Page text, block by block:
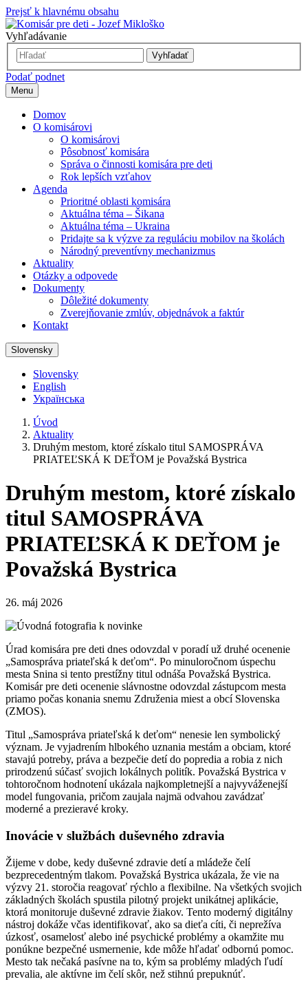
Prejsť k hlavnému obsahu
Vyhľadávanie
Vyhľadať
Podať podnet
Menu
Domov
O komisárovi
O komisárovi
Pôsobnosť komisára
Správa o činnosti komisára pre deti
Rok lepších vzťahov
Agenda
Prioritné oblasti komisára
Aktuálna téma – Šikana
Aktuálna téma – Ukraina
Pridajte sa k výzve za reguláciu mobilov na školách
Národný preventívny mechanizmus
Aktuality
Otázky a odpovede
Dokumenty
Dôležité dokumenty
Zverejňovanie zmlúv, objednávok a faktúr
Kontakt
Slovensky
Slovensky
English
Українська
Úvod
Aktuality
Druhým mestom, ktoré získalo titul SAMOSPRÁVA
PRIATEĽSKÁ K DEŤOM je Považská Bystrica
Druhým mestom, ktoré získalo
titul SAMOSPRÁVA
PRIATEĽSKÁ K DEŤOM je
Považská Bystrica
26. máj 2026
Úrad komisára pre deti dnes odovzdal v poradí už druhé ocenenie
„Samospráva priateľská k deťom“. Po minuloročnom úspechu
mesta Snina si tento prestížny titul odnáša Považská Bystrica.
Komisár pre deti ocenenie slávnostne odovzdal zástupcom mesta
priamo počas konania snemu Združenia miest a obcí Slovenska
(ZMOS).
Titul „Samospráva priateľská k deťom“ nenesie len symbolický
význam. Je vyjadrením hlbokého uznania mestám a obciam, ktoré
stavajú potreby, práva a bezpečie detí do popredia a robia z nich
prirodzenú súčasť svojich lokálnych politík. Považská Bystrica v
tohtoročnom hodnotení ukázala najkompletnejší a najvyváženejší
model fungovania, pričom zaujala najmä odvahou zavádzať
moderné a prezieravé kroky.
Inovácie v službách duševného zdravia
Žijeme v dobe, kedy duševné zdravie detí a mládeže čelí
bezprecedentným tlakom. Považská Bystrica ukázala, že vie na
výzvy 21. storočia reagovať rýchlo a flexibilne. Na všetkých svojich
základných školách spustila pilotný projekt unikátnej aplikácie,
ktorá monitoruje duševné zdravie žiakov. Tento moderný digitálny
nástroj dokáže včas identifikovať, ako sa dieťa cíti, či neprežíva
úzkosť, osamelosť alebo iné psychické problémy a okamžite mu
ponúkne bezpečné usmernenie, kde môže hľadať odbornú pomoc.
Mesto tak nečaká pasívne na to, kým sa problémy mladých ľudí
prevalia, ale aktívne im čelí skôr, než stihnú prepuknúť.